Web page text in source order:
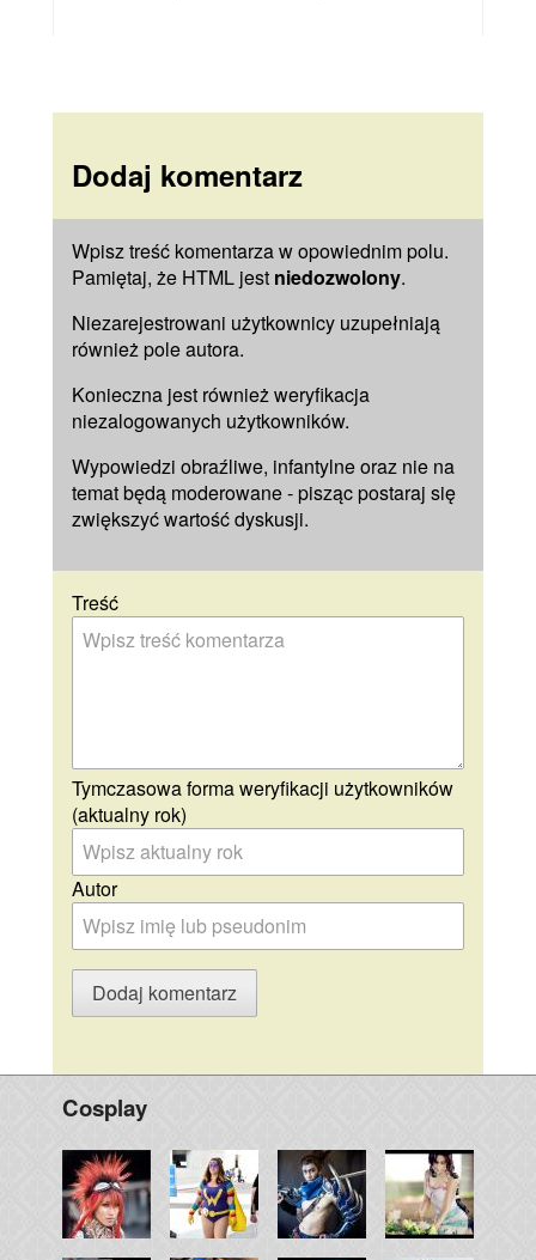
Dodaj komentarz
Wpisz treść komentarza w opowiednim polu.
Pamiętaj, że HTML jest niedozwolony.
Niezarejestrowani użytkownicy uzupełniają
również poleautora.
Konieczna jest również weryfikacja
niezalogowanych użytkowników.
Wypowiedzi obraźliwe, infantylne oraz nie na
temat będą moderowane - pisząc postaraj się
zwiększyć wartość dyskusji.
Treść
Tymczasowa forma weryfikacji użytkowników
(aktualny rok)
Autor
Cosplay